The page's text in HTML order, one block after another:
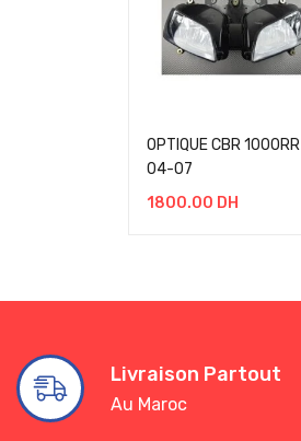
OPTIQUE CBR 1000RR
04-07
1800.00 DH
Livraison Partout
Au Maroc